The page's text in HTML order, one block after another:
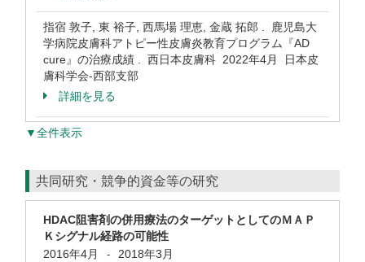
指宿 敦子, 東 裕子, 西馬場 理恵, 金蔵 拓郎 . 鹿児島大
学病院皮膚科アトピー性皮膚炎教育プログラム『AD
cure』の治療成績 . 西日本皮膚科 2022年4月 日本皮
膚科学会-西部支部
詳細を見る
▼全件表示
共同研究・競争的資金等の研究
HDAC阻害剤の併用療法のターゲットとしてのＭＡＰ
Ｋシグナル経路の可能性
2016年4月
- 2018年3月